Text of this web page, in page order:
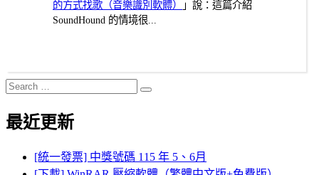
的方式找歌（音樂識別軟體）
」說：這篇介紹
SoundHound 的情境很...
Search
for:
Search
最近更新
[統一發票] 中獎號碼 115 年 5、6月